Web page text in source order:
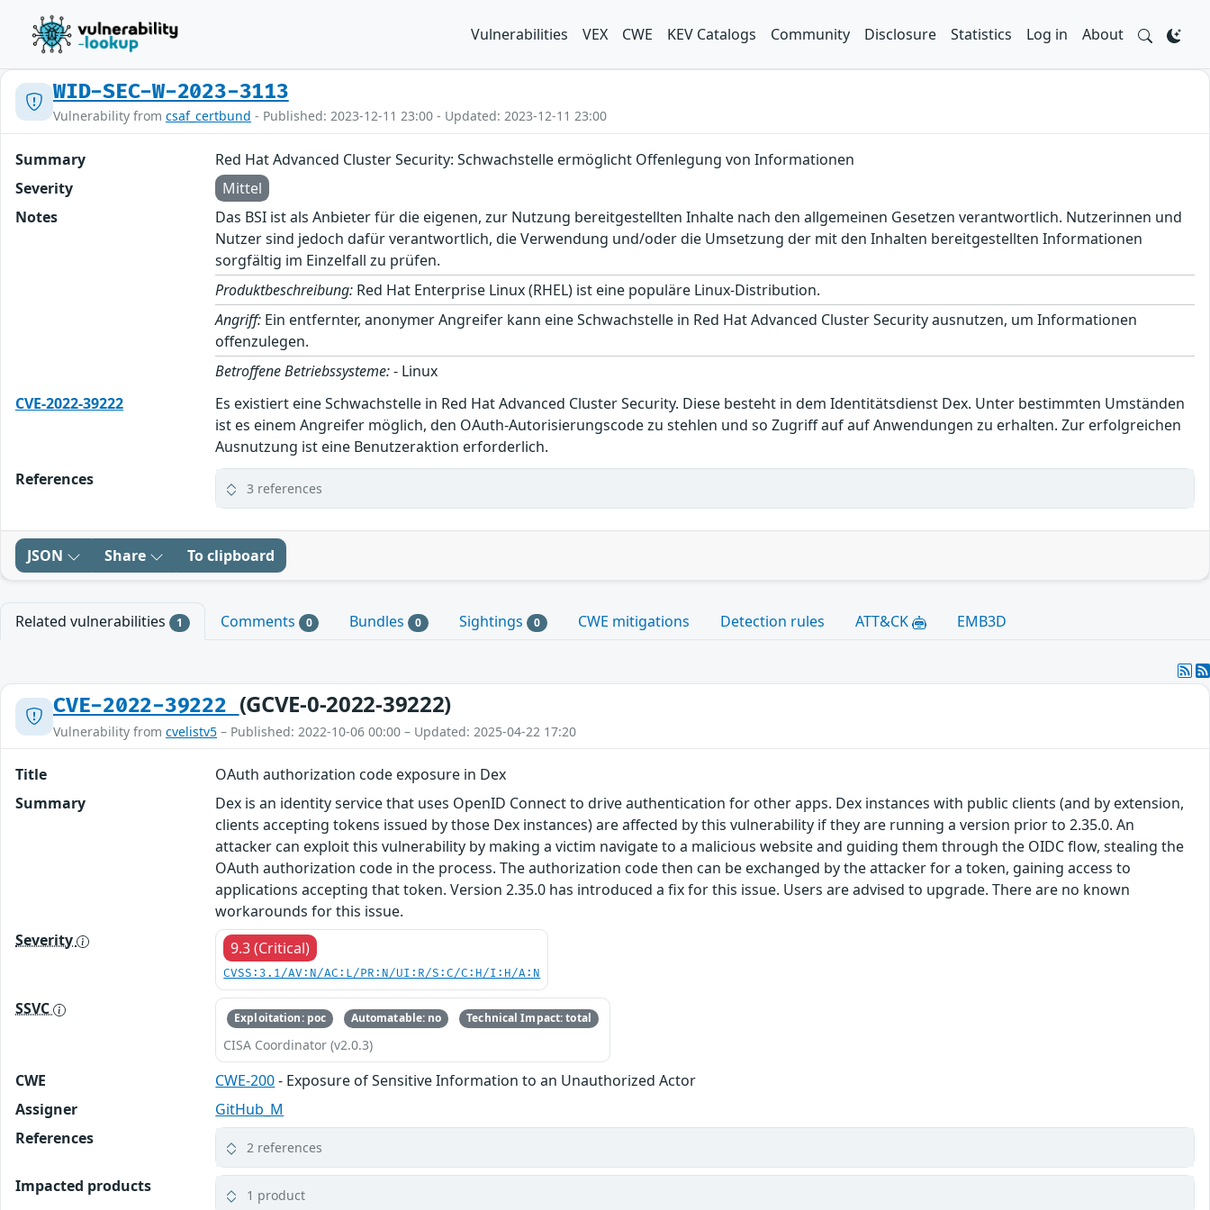
Vulnerabilities VEX CWE KEV Catalogs Community Disclosure Statistics Log in About
WID-SEC-W-2023-3113
Vulnerability from csaf_certbund - Published: 2023-12-11 23:00 - Updated: 2023-12-11 23:00
Summary
Red Hat Advanced Cluster Security: Schwachstelle ermöglicht Offenlegung von Informationen
Severity
Mittel
Notes
Das BSI ist als Anbieter für die eigenen, zur Nutzung bereitgestellten Inhalte nach den allgemeinen Gesetzen verantwortlich. Nutzerinnen und
Nutzer sind jedoch dafür verantwortlich, die Verwendung und/oder die Umsetzung der mit den Inhalten bereitgestellten Informationen
sorgfältig im Einzelfall zu prüfen.
Produktbeschreibung: Red Hat Enterprise Linux (RHEL) ist eine populäre Linux-Distribution.
Angriff: Ein entfernter, anonymer Angreifer kann eine Schwachstelle in Red Hat Advanced Cluster Security ausnutzen, um Informationen
offenzulegen.
Betroffene Betriebssysteme:- Linux
CVE-2022-39222
Es existiert eine Schwachstelle in Red Hat Advanced Cluster Security. Diese besteht in dem Identitätsdienst Dex. Unter bestimmten Umständen
ist es einem Angreifer möglich, den OAuth-Autorisierungscode zu stehlen und so Zugriff auf auf Anwendungen zu erhalten. Zur erfolgreichen
Ausnutzung ist eine Benutzeraktion erforderlich.
References
3 references
JSON Share To clipboard
Related vulnerabilities 1 Comments 0 Bundles 0 Sightings 0 CWE mitigations Detection rules ATT&CK EMB3D
CVE-2022-39222 (GCVE-0-2022-39222)
Vulnerability from cvelistv5 – Published: 2022-10-06 00:00 – Updated: 2025-04-22 17:20
Title
OAuth authorization code exposure in Dex
Summary
Dex is an identity service that uses OpenID Connect to drive authentication for other apps. Dex instances with public clients (and by extension,
clients accepting tokens issued by those Dex instances) are affected by this vulnerability if they are running a version prior to 2.35.0. An
attacker can exploit this vulnerability by making a victim navigate to a malicious website and guiding them through the OIDC flow, stealing the
OAuth authorization code in the process. The authorization code then can be exchanged by the attacker for a token, gaining access to
applications accepting that token. Version 2.35.0 has introduced a fix for this issue. Users are advised to upgrade. There are no known
workarounds for this issue.
Severity
9.3 (Critical)
CVSS:3.1/AV:N/AC:L/PR:N/UI:R/S:C/C:H/I:H/A:N
SSVC Exploitation: poc Automatable: no Technical Impact: total
CISA Coordinator (v2.0.3)
CWE CWE-200- Exposure of Sensitive Information to an Unauthorized Actor
Assigner
GitHub_M
References
2 references
Impacted products 1 product